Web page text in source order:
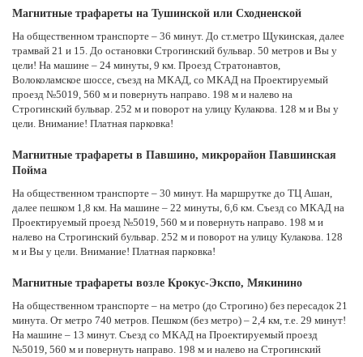
Магнитные трафареты на Тушинской или Сходненской
На общественном транспорте – 36 минут. До ст.метро Щукинская, далее
трамвай 21 и 15. До остановки Строгинский бульвар. 50 метров и Вы у
цели! На машине – 24 минуты, 9 км. Проезд Стратонавтов,
Волоколамское шоссе, съезд на МКАД, со МКАД на Проектируемый
проезд №5019, 560 м и повернуть направо. 198 м и налево на
Строгинский бульвар. 252 м и поворот на улицу Кулакова. 128 м и Вы у
цели. Внимание! Платная парковка!
Магнитные трафареты в Павшино, микрорайон Павшинская
Пойма
На общественном транспорте – 30 минут. На маршрутке до ТЦ Ашан,
далее пешком 1,8 км. На машине – 22 минуты, 6,6 км. Съезд со МКАД на
Проектируемый проезд №5019, 560 м и повернуть направо. 198 м и
налево на Строгинский бульвар. 252 м и поворот на улицу Кулакова. 128
м и Вы у цели. Внимание! Платная парковка!
Магнитные трафареты возле Крокус-Экспо, Мякинино
На общественном транспорте – на метро (до Строгино) без пересадок 21
минута. От метро 740 метров. Пешком (без метро) – 2,4 км, т.е. 29 минут!
На машине – 13 минут. Съезд со МКАД на Проектируемый проезд
№5019, 560 м и повернуть направо. 198 м и налево на Строгинский